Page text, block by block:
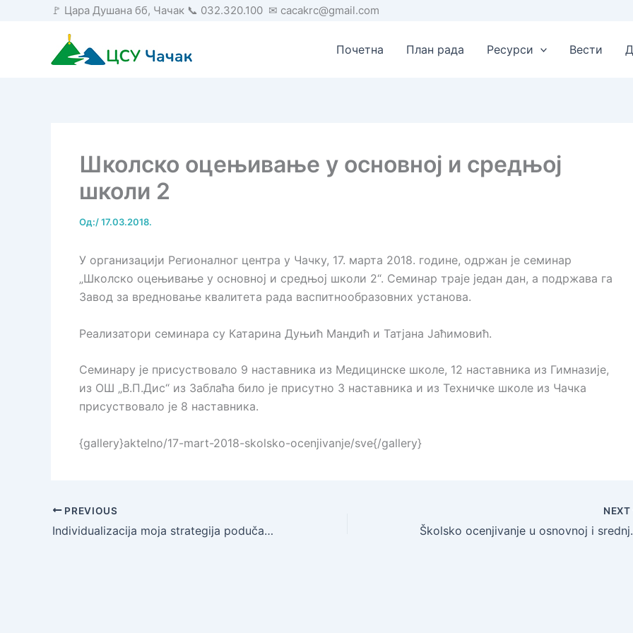
🚩 Цара Душана бб, Чачак 📞 032.320.100 ✉ cacakrc@gmail.com
Почетна План рада Ресурси Вести
Школско оцењивање у основној и средњој
школи 2
Од:/17.03.2018.
У организацији Регионалног центра у Чачку, 17. марта 2018. године, одржан је семинар
„Школско оцењивање у основној и средњој школи 2“. Семинар траје један дан, а подржава га
Завод за вредновање квалитета рада васпитнообразовних установа.
Реализатори семинара су Катарина Дуњић Мандић и Татјана Јаћимовић.
Семинару је присуствовало 9 наставника из Медицинске школе, 12 наставника из Гимназије,
из ОШ „В.П.Дис“ из Заблаћа било је присутно 3 наставника и из Техничке школе из Чачка
присуствовало је 8 наставника.
{gallery}aktelno/17-mart-2018-skolsko-ocenjivanje/sve{/gallery}
PREVIOUS
Individualizacija moja strategija podučavanja u OŠ „Milica Pavlović“
NEXT
Školsko